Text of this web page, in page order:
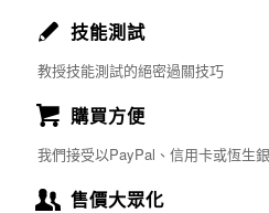
技能測試
教授技能測試的絕密過關技巧
購買方便
我們接受以PayPal、信用卡或恆生
售價大眾化